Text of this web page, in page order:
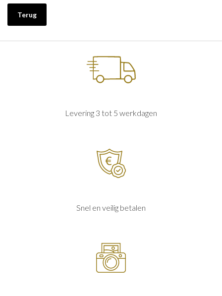
Terug
Levering 3 tot 5 werkdagen
Snel en veilig betalen